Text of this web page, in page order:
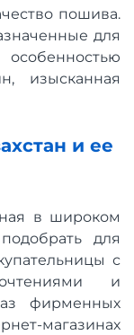
пошива.
для
изысканная
и ее
в широком
для
с
и
фирменных
магазинах